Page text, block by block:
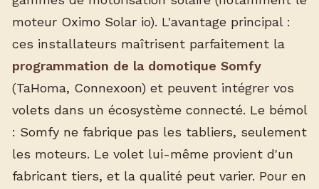
moteur Oximo Solar io). L'avantage principal :
ces installateurs maîtrisent parfaitement la
programmation de la domotique Somfy
(TaHoma, Connexoon) et peuvent intégrer vos
volets dans un écosystème connecté. Le bémol
: Somfy ne fabrique pas les tabliers, seulement
les moteurs. Le volet lui-même provient d'un
fabricant tiers, et la qualité peut varier. Pour en